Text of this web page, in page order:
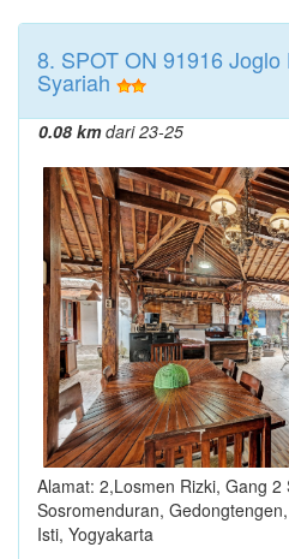
8. SPOT ON 91916
Syariah
0.08 kmdari 23-25
Alamat: 2,Losmen Rizki, Gang 2
Sosromenduran,
Isti, Yogyakarta